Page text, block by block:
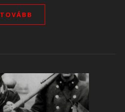
TOVÁBB